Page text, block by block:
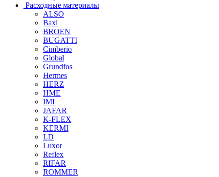
Расходные материалы
ALSO
Baxi
BROEN
BUGATTI
Cimberio
Global
Grundfos
Hermes
HERZ
HME
IMI
JAFAR
K-FLEX
KERMI
LD
Luxor
Reflex
RIFAR
ROMMER